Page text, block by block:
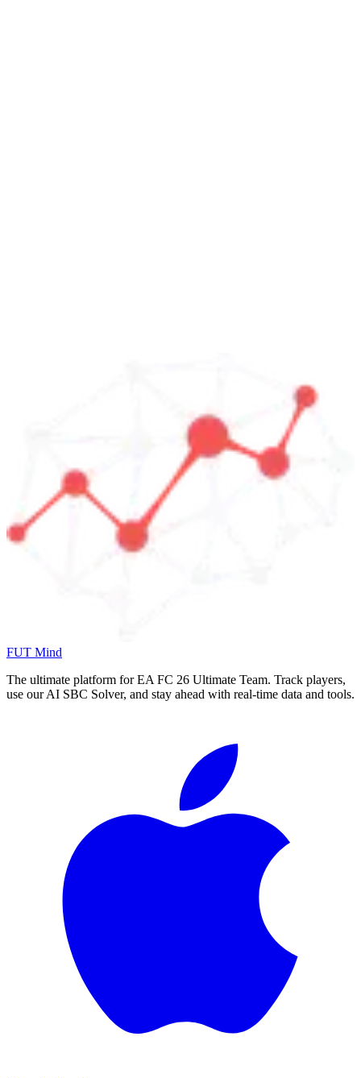
FUT Mind
The ultimate platform for EA FC 26 Ultimate Team. Track players,
use our AI SBC Solver, and stay ahead with real-time data and tools.